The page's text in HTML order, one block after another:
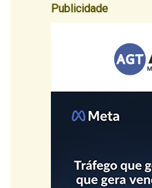
Publicidade